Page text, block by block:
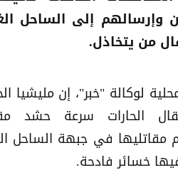
وإرسالهم إلى الساحل
من يتخاذل.
لوكالة "خبر"، إن مليشيا
الحارات سرعة حشد
مقاتليها في جبهة الساحل
خسائر فادحة.